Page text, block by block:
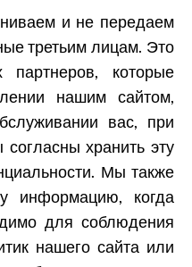
и не передаем
третьим лицам. Это
которые
нашим сайтом,
вас, при
согласны хранить эту
Мы также
информацию, когда
для соблюдения
нашего сайта или